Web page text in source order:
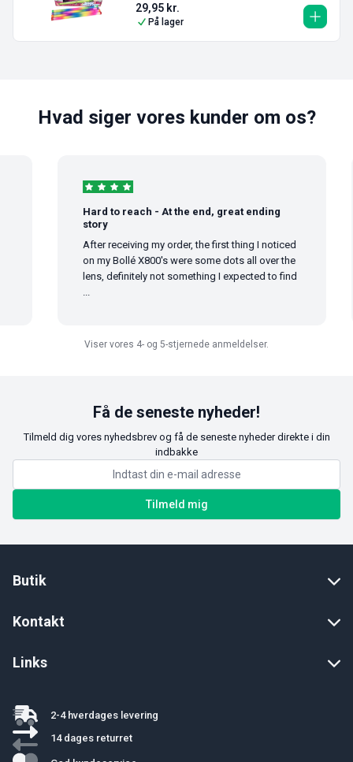
29,95 kr.
På lager
Hvad siger vores kunder om os?
Hard to reach - At the end, great ending
story
After receiving my order, the first thing I noticed
on my Bollé X800's were some dots all over the
lens, definitely not something I expected to find
Viser vores 4- og 5-stjernede anmeldelser.
Få de seneste nyheder!
Tilmeld dig vores nyhedsbrev og få de seneste nyheder direkte i din
indbakke
Tilmeld mig
Butik
Kontakt
Links
2-4 hverdages levering
14 dages returret